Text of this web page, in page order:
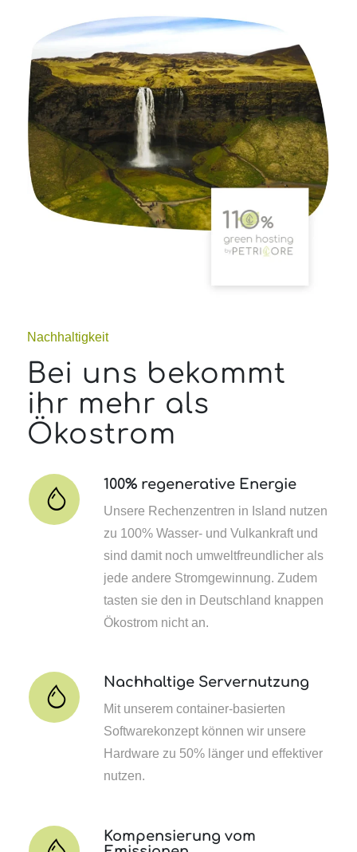
Nachhaltigkeit
Bei uns bekommt
ihr mehr als
Ökostrom
100% regenerative Energie
Unsere Rechenzentren in Island nutzen
zu 100% Wasser- und Vulkankraft und
sind damit noch umweltfreundlicher als
jede andere Stromgewinnung. Zudem
tasten sie den in Deutschland knappen
Ökostrom nicht an.
Nachhaltige Servernutzung
Mit unserem container-basierten
Softwarekonzept können wir unsere
Hardware zu 50% länger und effektiver
nutzen.
Kompensierung vom